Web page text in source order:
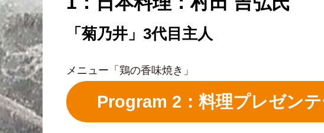
「菊乃井」3代目主人
メニュー「鶏の香味焼き」
Program 2：料理プレゼン